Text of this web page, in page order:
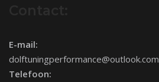
E-mail:
dolftuningperformance@outlook.com
Telefoon: